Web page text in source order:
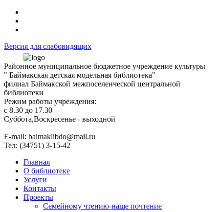
Версия для слабовидящих
Районное муниципальное бюджетное учреждение культуры
" Баймакская детская модельная библиотека"
филиал Баймакской межпоселенческой центральной
библиотеки
Режим работы учреждения:
с 8.30 до 17.30
Суббота,Воскресенье - выходной
Е-mail: baimaklibdo@mail.ru
Тел: (34751) 3-15-42
Главная
О библиотеке
Услуги
Контакты
Проекты
Семейному чтению-наше почтение